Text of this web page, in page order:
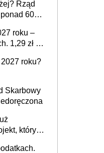
Rząd
60
roku –
1,29 zł za
roku?
Skarbowy
który